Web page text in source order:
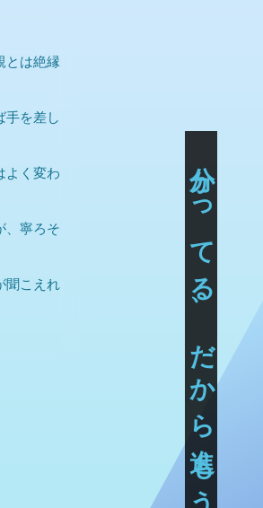
とは絶縁
を差し
く変わ
寧ろそ
聞こえれ 分かってる、だから進もう